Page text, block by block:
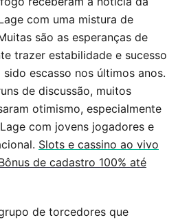
com uma mistura de
são as esperanças de
trazer estabilidade e sucesso
escasso nos últimos anos.
de discussão, muitos
otimismo, especialmente
com jovens jogadores e
Slots e cassino ao vivo
de cadastro 100% até
de torcedores que